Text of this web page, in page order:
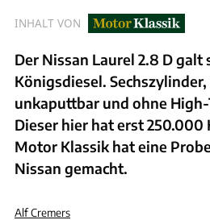
INHALT VON
Der Nissan Laurel 2.8 D galt
Königsdiesel.
unkaputtbar und ohne
Dieser hier hat erst
Motor Klassik hat eine
Nissan gemacht.
Alf Cremers